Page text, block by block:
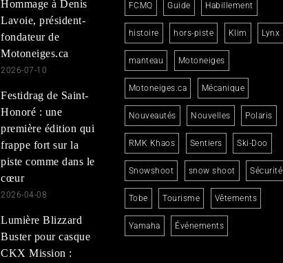
Hommage à Denis
Lavoie, président-
fondateur de
Motoneiges.ca
2026-07-10
Festidrag de Saint-
Honoré : une
première édition qui
frappe fort sur la
piste comme dans le
cœur
2026-04-08
Lumière Blizzard
Buster pour casque
CKX Mission :
FCMQ Guide Habillement
histoire hors-piste Klim Lynx
manteau Motoneiges
Motoneiges.ca Mécanique
Nouveautés Nouvelles Polaris
RMK Khaos Sentiers Ski-Doo
Snowshoot snow shoot Sécurité
Tobe Tourisme Vêtements
Yamaha Événements